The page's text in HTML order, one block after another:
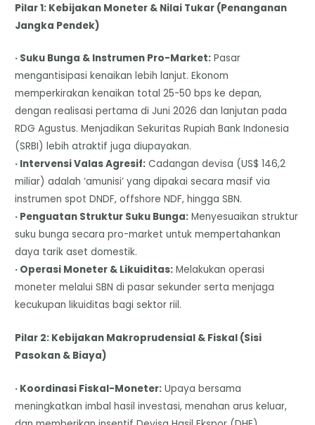
Pilar 1: Kebijakan Moneter & Nilai Tukar (Penanganan
Jangka Pendek)
· Suku Bunga & Instrumen Pro-Market: Pasar
mengantisipasi kenaikan lebih lanjut. Ekonom
memperkirakan kenaikan total 25-50 bps ke depan,
dengan realisasi pertama di Juni 2026 dan lanjutan pada
RDG Agustus. Menjadikan Sekuritas Rupiah Bank Indonesia
(SRBI) lebih atraktif juga diupayakan.
· Intervensi Valas Agresif: Cadangan devisa (US$ 146,2
miliar) adalah ‘amunisi’ yang dipakai secara masif via
instrumen spot DNDF, offshore NDF, hingga SBN.
· Penguatan Struktur Suku Bunga: Menyesuaikan struktur
suku bunga secara pro-market untuk mempertahankan
daya tarik aset domestik.
· Operasi Moneter & Likuiditas: Melakukan operasi
moneter melalui SBN di pasar sekunder serta menjaga
kecukupan likuiditas bagi sektor riil.
Pilar 2: Kebijakan Makroprudensial & Fiskal (Sisi
Pasokan & Biaya)
· Koordinasi Fiskal-Moneter: Upaya bersama
meningkatkan imbal hasil investasi, menahan arus keluar,